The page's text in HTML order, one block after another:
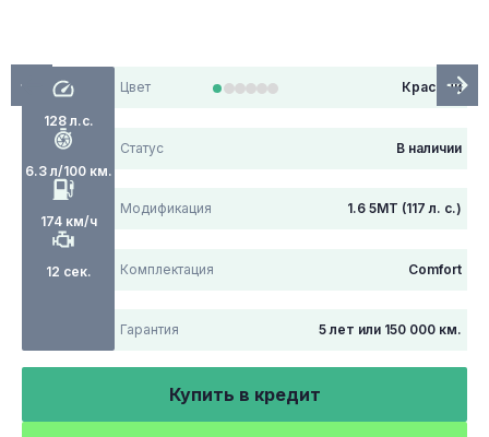
128 л.с.
6.3 л/100 км.
174 км/ч
12 сек.
Цвет Красный
Статус В наличии
Модификация 1.6 5MT (117 л. с.)
Комплектация Comfort
Гарантия 5 лет или 150 000 км.
Купить в кредит